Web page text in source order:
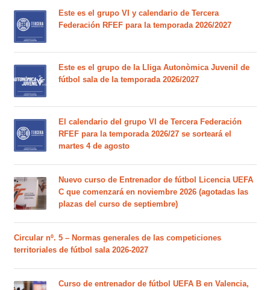
Este es el grupo VI y calendario de Tercera
Federación RFEF para la temporada 2026/2027
Este es el grupo de la Lliga Autonòmica Juvenil de
fútbol sala de la temporada 2026/2027
El calendario del grupo VI de Tercera Federación
RFEF para la temporada 2026/27 se sorteará el
martes 4 de agosto
Nuevo curso de Entrenador de fútbol Licencia UEFA
C que comenzará en noviembre 2026 (agotadas las
plazas del curso de septiembre)
Circular nº. 5 – Normas generales de las competiciones
territoriales de fútbol sala 2026-2027
Curso de entrenador de fútbol UEFA B en Valencia,